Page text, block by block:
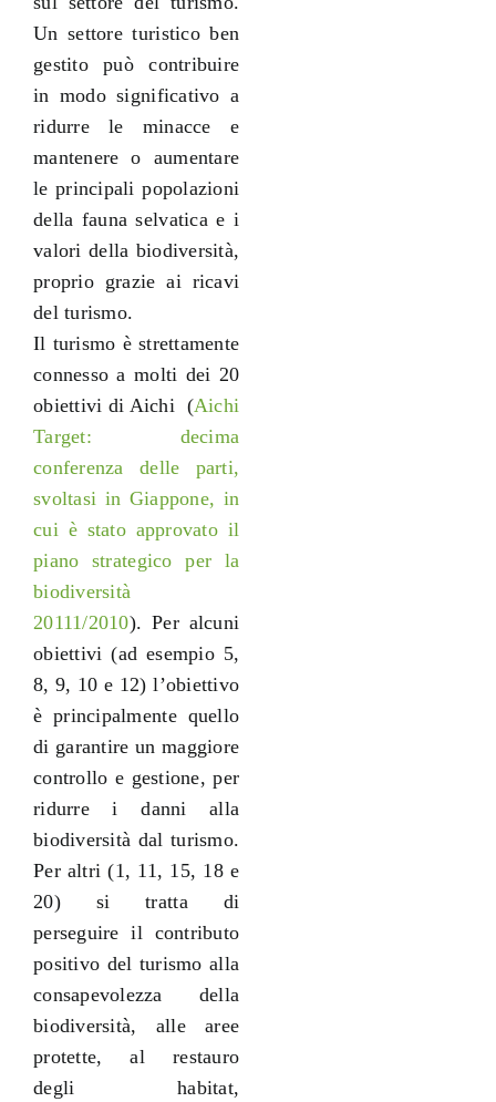
Un settore turistico ben
gestito può contribuire
in modo significativo a
ridurre le minacce e
mantenere o aumentare
le principali popolazioni
della fauna selvatica e i
valori della biodiversità,
proprio grazie ai ricavi
del turismo.
Il turismo è strettamente
connesso a molti dei 20
obiettivi di Aichi (Aichi
Target: decima
conferenza delle parti,
svoltasi in Giappone, in
cui è stato approvato il
piano strategico per la
biodiversità
20111/2010). Per alcuni
obiettivi (ad esempio 5,
8, 9, 10 e 12) l’obiettivo
è principalmente quello
di garantire un maggiore
controllo e gestione, per
ridurre i danni alla
biodiversità dal turismo.
Per altri (1, 11, 15, 18 e
20) si tratta di
perseguire il contributo
positivo del turismo alla
consapevolezza della
biodiversità, alle aree
protette, al restauro
degli habitat,